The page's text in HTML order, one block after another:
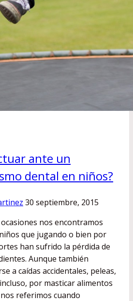
ante un
dental en niños?
30 septiembre, 2015
nos encontramos
que jugando o bien por
han sufrido la pérdida de
Aunque también
a caídas accidentales, peleas,
por masticar alimentos
referimos cuando